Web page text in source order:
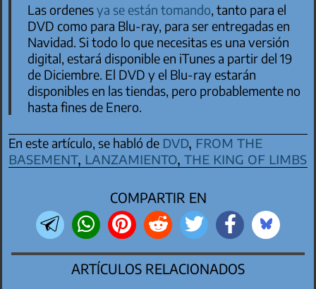
Las ordenesya se están tomando, tanto para el
DVD como para Blu-ray, para ser entregadas en
Navidad. Si todo lo que necesitas es una versión
digital, estará disponible en iTunes a partir del 19
de Diciembre. El DVD y el Blu-ray estarán
disponibles en las tiendas, pero probablemente no
hasta fines de Enero.
En este artículo, se habló de dvd, from the
basement, lanzamiento,the king of limbs
COMPARTIR EN
ARTÍCULOS RELACIONADOS